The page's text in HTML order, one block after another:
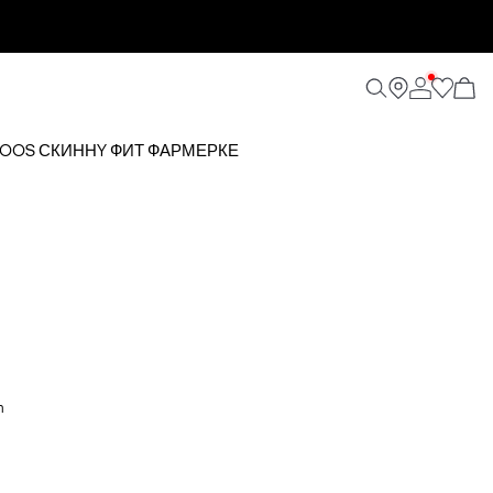
NOOS СКИННY ФИТ ФАРМЕРКЕ